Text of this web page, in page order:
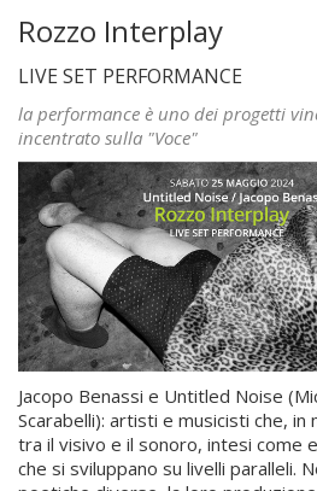
Rozzo Interplay
LIVE SET PERFORMANCE
la performance è uno dei progetti
incentrato sulla "Voce"
Jacopo Benassi e Untitled Noise
Scarabelli): artisti e musicisti che,
tra il visivo e il sonoro, intesi come
che si sviluppano su livelli paralleli.